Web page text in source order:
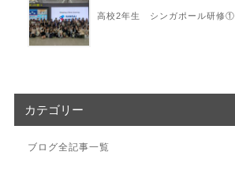
高校2年生 シンガポール研修①
カテゴリー
ブログ全記事一覧